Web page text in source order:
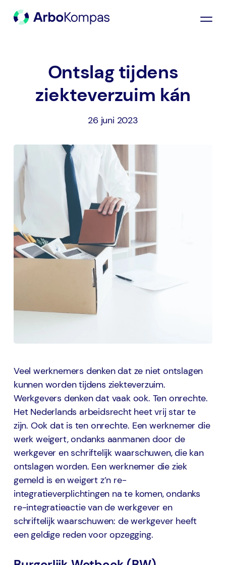
Ontslag tijdens
ziekteverzuim kán
26 juni 2023
Veel werknemers denken dat ze niet ontslagen
kunnen worden tijdens ziekteverzuim.
Werkgevers denken dat vaak ook. Ten onrechte.
Het Nederlands arbeidsrecht heet vrij star te
zijn. Ook dat is ten onrechte. Een werknemer die
werk weigert, ondanks aanmanen door de
werkgever en schriftelijk waarschuwen, die kan
ontslagen worden. Een werknemer die ziek
gemeld is en weigert z’n re-
integratieverplichtingen na te komen, ondanks
re-integratieactie van de werkgever en
schriftelijk waarschuwen: de werkgever heeft
een geldige reden voor opzegging.